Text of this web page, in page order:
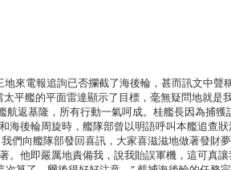
來電報追詢已否攔截了海後輪，甚而訊文中聲
平艦的平面雷達顯示了目標，毫無疑問地就是
返基隆，所有行動一氣呵成。桂艦長因為捕獲
海後輪周旋時，艦隊部曾以明語呼叫本艦追查
們向艦隊部發回喜訊，大家喜滋滋地做著發財
。他即嚴厲地責備我，說我貽誤軍機，這可真